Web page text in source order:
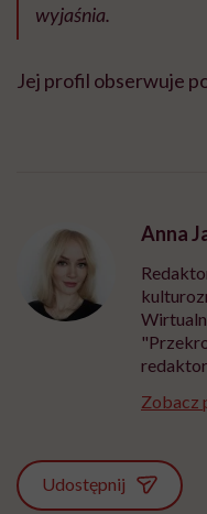
wyjaśnia.
Jej profil obserwuje
Anna
Zobacz
Udostępnij